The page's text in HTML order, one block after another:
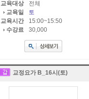
교육대상
전체
교육일
토
교육시간
15:00~15:50
수강료
30,000
교정요가 B_16시(토)